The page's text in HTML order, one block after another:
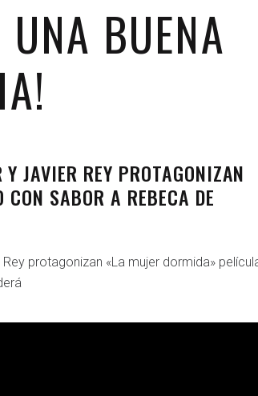
UNA BUENA
JAVIER REY PROTAGONIZAN
SABOR A REBECA DE
protagonizan «La mujer dormida»